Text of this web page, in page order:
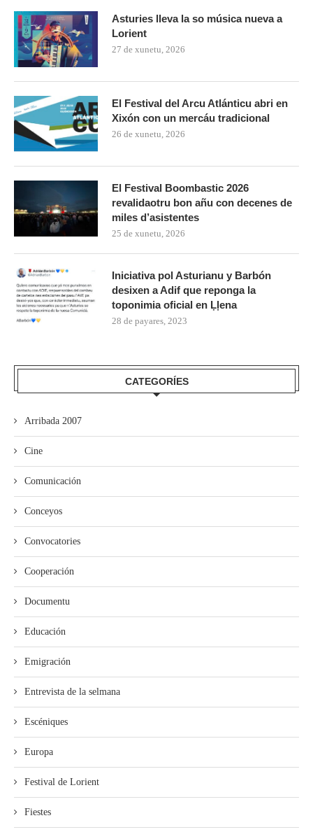
Asturies lleva la so música nueva a
Lorient
27 de xunetu, 2026
El Festival del Arcu Atlánticu abri en
Xixón con un mercáu tradicional
26 de xunetu, 2026
El Festival Boombastic 2026
revalidaotru bon añu con decenes de
miles d’asistentes
25 de xunetu, 2026
Iniciativa pol Asturianu y Barbón
desixen a Adif que reponga la
toponimia oficial en Ḷḷena
28 de payares, 2023
CATEGORÍES
Arribada 2007
Cine
Comunicación
Conceyos
Convocatories
Cooperación
Documentu
Educación
Emigración
Entrevista de la selmana
Escéniques
Europa
Festival de Lorient
Fiestes